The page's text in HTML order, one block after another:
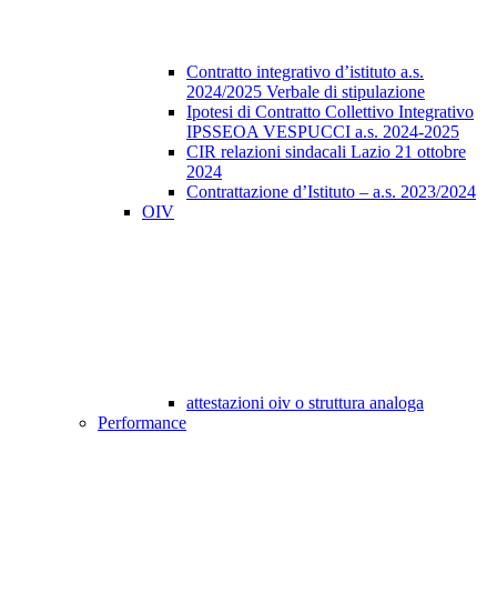
Contratto integrativo d’istituto a.s.
2024/2025 Verbale di stipulazione
Ipotesi di Contratto Collettivo Integrativo
IPSSEOA VESPUCCI a.s. 2024-2025
CIR relazioni sindacali Lazio 21 ottobre
2024
Contrattazione d’Istituto – a.s. 2023/2024
OIV
attestazioni oiv o struttura analoga
Performance